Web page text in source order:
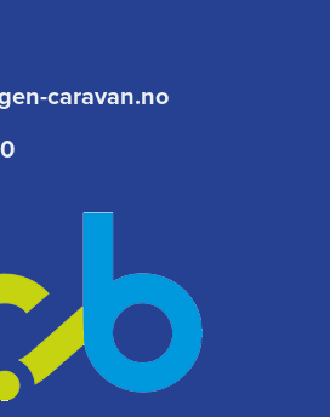
caravan.no